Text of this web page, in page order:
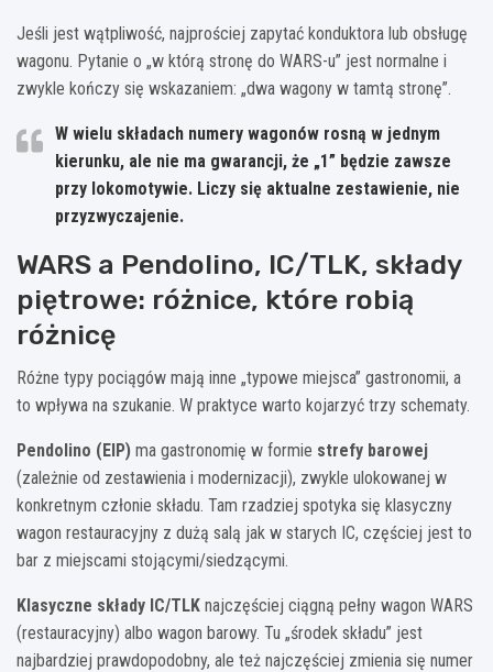
Jeśli jest wątpliwość, najprościej zapytać konduktora lub obsługę
wagonu. Pytanie o „w którą stronę do WARS-u” jest normalne i
zwykle kończy się wskazaniem: „dwa wagony w tamtą stronę”.
W wielu składach numery wagonów rosną w jednym
kierunku, ale nie ma gwarancji, że „1” będzie zawsze
przy lokomotywie. Liczy się aktualne zestawienie, nie
przyzwyczajenie.
WARS a Pendolino, IC/TLK, składy
piętrowe: różnice, które robią
różnicę
Różne typy pociągów mają inne „typowe miejsca” gastronomii, a
to wpływa na szukanie. W praktyce warto kojarzyć trzy schematy.
Pendolino (EIP) ma gastronomię w formie strefy barowej
(zależnie od zestawienia i modernizacji), zwykle ulokowanej w
konkretnym członie składu. Tam rzadziej spotyka się klasyczny
wagon restauracyjny z dużą salą jak w starych IC, częściej jest to
bar z miejscami stojącymi/siedzącymi.
Klasyczne składy IC/TLK najczęściej ciągną pełny wagon WARS
(restauracyjny) albo wagon barowy. Tu „środek składu” jest
najbardziej prawdopodobny, ale też najczęściej zmienia się numer